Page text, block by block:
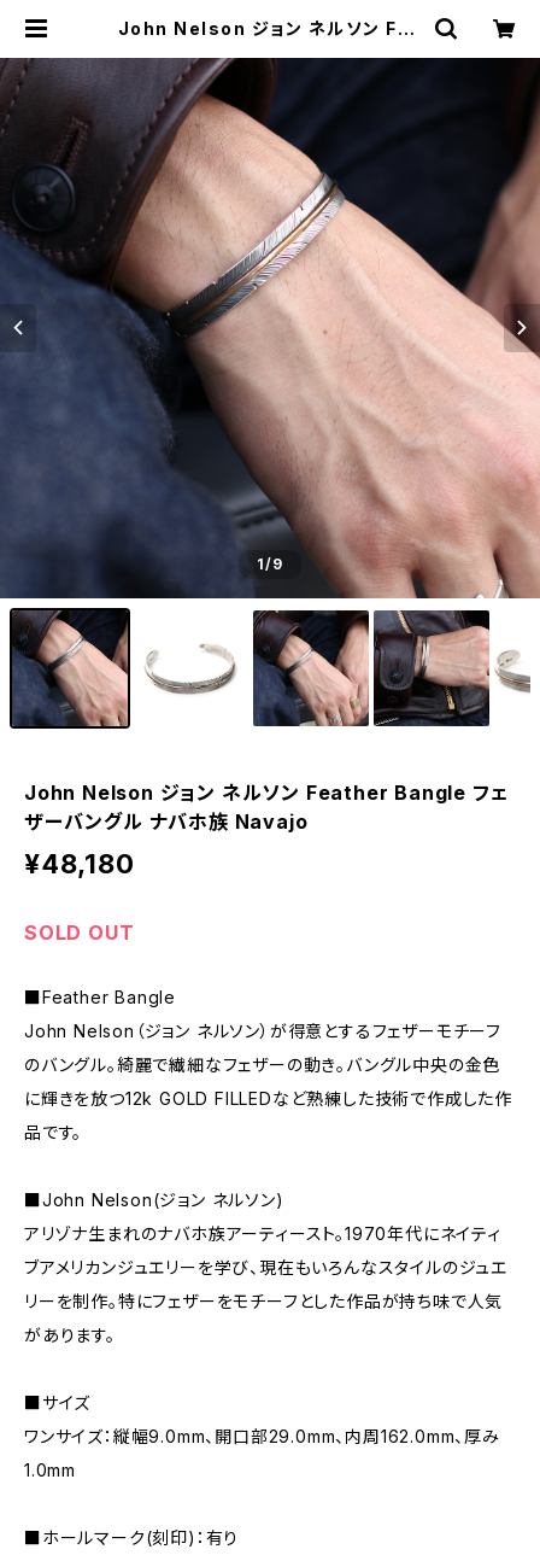
John Nelson ジョン ネルソン Fea
バホ族 Navajo | MAVAZI マバジ
1/9
John Nelson ジョン ネルソン Feather Bangle フェ
ザーバングル ナバホ族 Navajo
¥48,180
SOLD OUT
■Feather Bangle
John Nelson（ジョン ネルソン）が得意とするフェザーモチーフ
のバングル。綺麗で繊細なフェザーの動き。バングル中央の金色
に輝きを放つ12k GOLD FILLEDなど熟練した技術で作成した作
品です。
■John Nelson(ジョン ネルソン)
アリゾナ生まれのナバホ族アーティースト。1970年代にネイティ
ブアメリカンジュエリーを学び、現在もいろんなスタイルのジュエ
リーを制作。特にフェザーをモチーフとした作品が持ち味で人気
があります。
■サイズ
ワンサイズ：縦幅9.0mm、開口部29.0mm、内周162.0mm、厚み
1.0mm
■ホールマーク(刻印)：有り